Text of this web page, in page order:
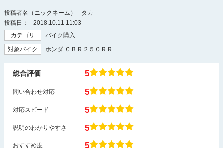
投稿者名（ニックネーム）
タカ
投稿日：
2018.10.11 11:03
カテゴリ
バイク購入
対象バイク
ホンダ ＣＢＲ２５０ＲＲ
総合評価 5
問い合わせ対応 5
対応スピード 5
説明のわかりやすさ 5
おすすめ度 5